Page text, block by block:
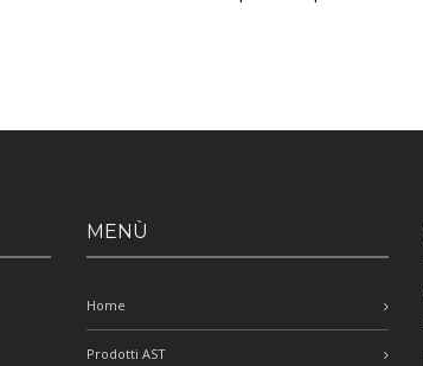
MENÙ
Home
Prodotti AST